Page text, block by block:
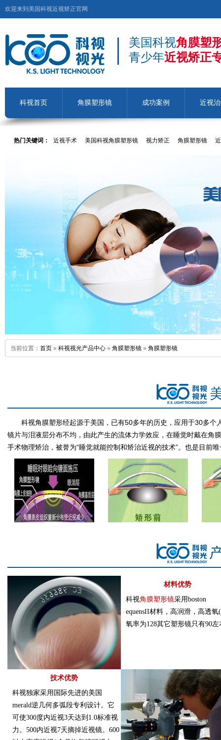
欢迎来到美国科视近视矫正官网
美国科视角膜塑
青少年近视矫正
科视首页 角膜塑形镜 成功案例 近视
热门关键词： 近视手术 美国科视角膜塑形镜 视力矫正 角膜塑形镜
当前位置： 首页 » 科视视光产品中心 » 角膜塑形镜 » 角膜塑形镜
科视角膜塑形经起源于美国，已有50多年的历史，应用于30多
镜片与泪液层分布不均，由此产生的流体力学效应，在睡觉时戴在角
手术物理矫治，被誉为“睡觉就能控制和矫治近视的技术”。也是目前
材料优势
科视角膜塑形镜采用boston
equensII材料，高润滑，高透氧
氧率为128其它塑形镜只有90左
技术优势
科视独家采用国际先进的美国
merald逆几何多弧段专利设计。它
可使300度内近视3天达到1.0标准视
力。500内近视7天摘掉近视镜。600